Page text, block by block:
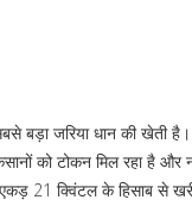
बड़ा जरिया धान की खेती
को टोकन मिल रहा है और न
एकड़ 21 क्विंटल के हिसाब से